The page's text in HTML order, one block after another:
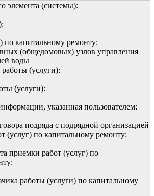
элемента (системы):
по капитальному ремонту:
(общедомовых) узлов управления
воды
(услуги):
(услуги):
указанная пользователем:
подряда с подрядной организацией
(услуг) по капитальному ремонту:
приемки работ (услуг) по
работы (услуги) по капитальному